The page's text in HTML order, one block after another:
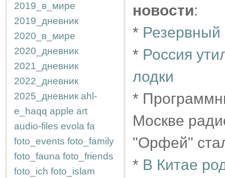
2019_в_мире
2019_дневник
2020_в_мире
2020_дневник
2021_дневник
2022_дневник
2025_дневник ahl-
e_haqq apple art
audio-files evola fa
foto_events foto_family
foto_fauna foto_friends
foto_ich foto_islam
новости:
*
* Россия
лодки
*
Москве
"Орфей"
* В Китае